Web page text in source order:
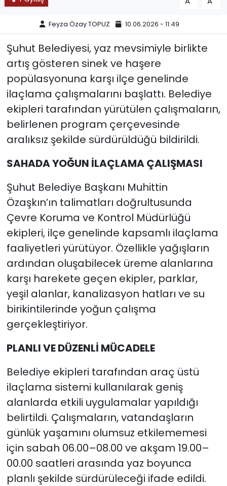
Feyza Özay TOPUZ 10.06.2026 - 11:49
Şuhut Belediyesi, yaz mevsimiyle birlikte
artış gösteren sinek ve haşere
popülasyonuna karşı ilçe genelinde
ilaçlama çalışmalarını başlattı. Belediye
ekipleri tarafından yürütülen çalışmaların,
belirlenen program çerçevesinde
aralıksız şekilde sürdürüldüğü bildirildi.
SAHADA YOĞUN İLAÇLAMA ÇALIŞMASI
Şuhut Belediye Başkanı Muhittin
Özaşkın’ın talimatları doğrultusunda
Çevre Koruma ve Kontrol Müdürlüğü
ekipleri, ilçe genelinde kapsamlı ilaçlama
faaliyetleri yürütüyor. Özellikle yağışların
ardından oluşabilecek üreme alanlarına
karşı harekete geçen ekipler, parklar,
yeşil alanlar, kanalizasyon hatları ve su
birikintilerinde yoğun çalışma
gerçekleştiriyor.
PLANLI VE DÜZENLİ MÜCADELE
Belediye ekipleri tarafından araç üstü
ilaçlama sistemi kullanılarak geniş
alanlarda etkili uygulamalar yapıldığı
belirtildi. Çalışmaların, vatandaşların
günlük yaşamını olumsuz etkilememesi
için sabah 06.00–08.00 ve akşam 19.00–
00.00 saatleri arasında yaz boyunca
planlı şekilde sürdürüleceği ifade edildi.